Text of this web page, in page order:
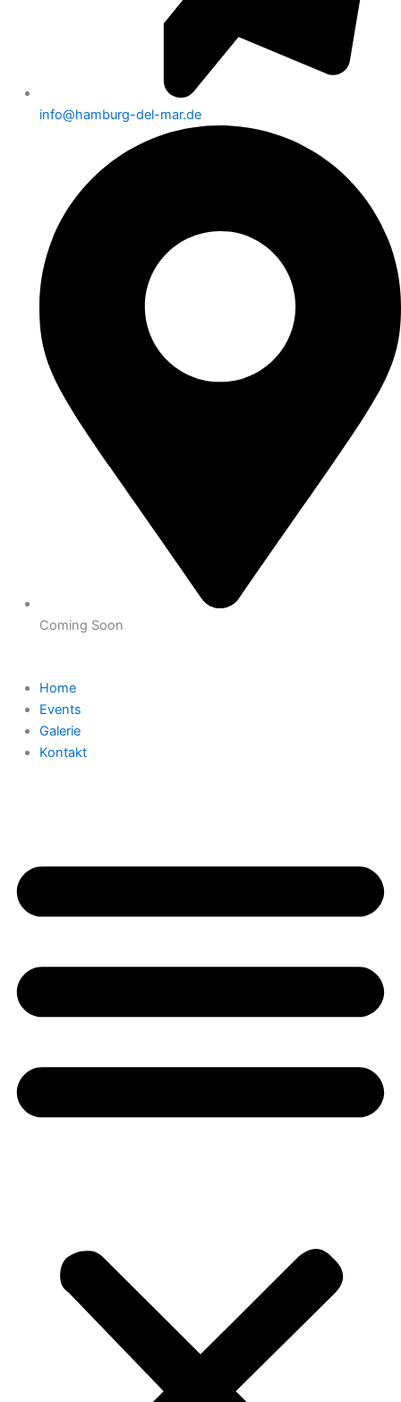
info@hamburg-del-mar.de
Coming Soon
Home
Events
Galerie
Kontakt